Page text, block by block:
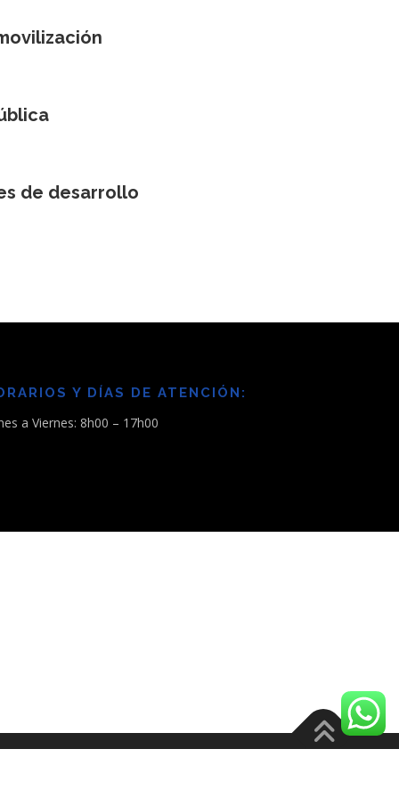
de desarrollo
Y DÍAS DE ATENCIÓN:
a Viernes: 8h00 – 17h00